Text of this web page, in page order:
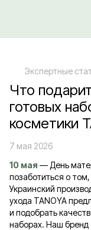
Экспертные
Что
готовых
косметики
7 мая 2026
10 мая — День
позаботиться о
Украинский
ухода TANOYA
и подобрать
наборах. Наш бренд